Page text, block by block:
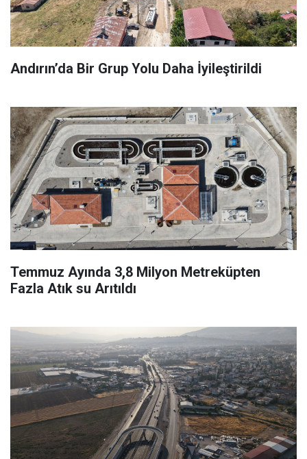
Andırın’da Bir Grup Yolu Daha İyileştirildi
Temmuz Ayında 3,8 Milyon Metreküpten
Fazla Atık su Arıtıldı